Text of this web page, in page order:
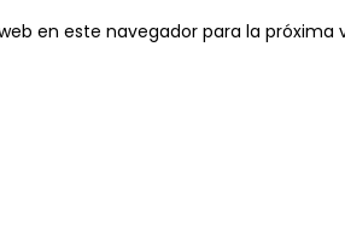
en este navegador para la próxima